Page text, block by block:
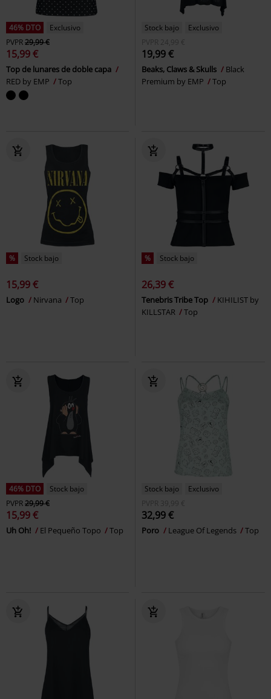
46% DTO
Exclusivo
PVPR29,99 €
15,99 €
Top de lunares de doble capa
RED by EMP
Top
Stock bajo
Exclusivo
PVPR 24,99 €
19,99 €
Beaks, Claws & Skulls
Black
Premium by EMP
Top
% Stock bajo
15,99 €
Logo Nirvana Top
% Stock bajo
26,39 €
Tenebris Tribe Top
KIHILIST by
KILLSTAR
Top
46% DTO
Stock bajo
PVPR29,99 €
15,99 €
Uh Oh! El Pequeño Topo Top
Stock bajo
Exclusivo
PVPR 39,99 €
32,99 €
Poro League Of Legends Top